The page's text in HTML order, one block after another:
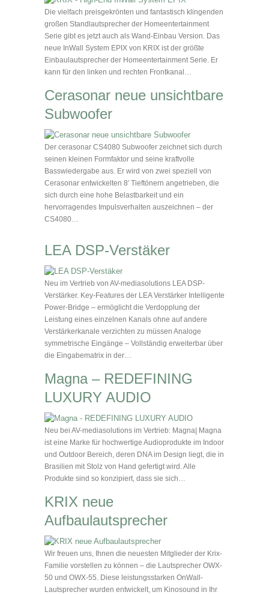
Die vielfach preisgekrönten und fantastisch klingenden
großen Standlautsprecher der Homeentertainment
Serie gibt es jetzt auch als Wand-Einbau Version. Das
neue InWall System EPIX von KRIX ist der größte
Einbaulautsprecher der Homeentertainment Serie. Er
kann für den linken und rechten Frontkanal…
Cerasonar neue unsichtbare
Subwoofer
Der cerasonar CS4080 Subwoofer zeichnet sich durch
seinen kleinen Formfaktor und seine kraftvolle
Basswiedergabe aus. Er wird von zwei speziell von
Cerasonar entwickelten 8′ Tieftönern angetrieben, die
sich durch eine hohe Belastbarkeit und ein
hervorragendes Impulsverhalten auszeichnen – der
CS4080…
LEA DSP-Verstäker
Neu im Vertrieb von AV-mediasolutions LEA DSP-
Verstärker. Key-Features der LEA Verstärker Intelligente
Power-Bridge – ermöglicht die Verdopplung der
Leistung eines einzelnen Kanals ohne auf andere
Verstärkerkanale verzichten zu müssen Analoge
symmetrische Eingänge – Vollständig erweiterbar über
die Eingabematrix in der…
Magna – REDEFINING
LUXURY AUDIO
Neu bei AV-mediasolutions im Vertrieb: Magna| Magna
ist eine Marke für hochwertige Audioprodukte im Indoor
und Outdoor Bereich, deren DNA im Design liegt, die in
Brasilien mit Stolz von Hand gefertigt wird. Alle
Produkte sind so konzipiert, dass sie sich…
KRIX neue
Aufbaulautsprecher
Wir freuen uns, Ihnen die neuesten Mitglieder der Krix-
Familie vorstellen zu können – die Lautsprecher OWX-
50 und OWX-55. Diese leistungsstarken OnWall-
Lautsprecher wurden entwickelt, um Kinosound in Ihr